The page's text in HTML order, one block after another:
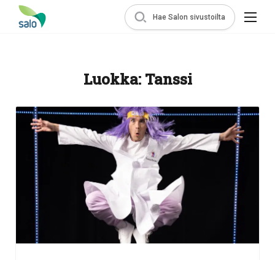
Hae Salon sivustoilta
Luokka: Tanssi